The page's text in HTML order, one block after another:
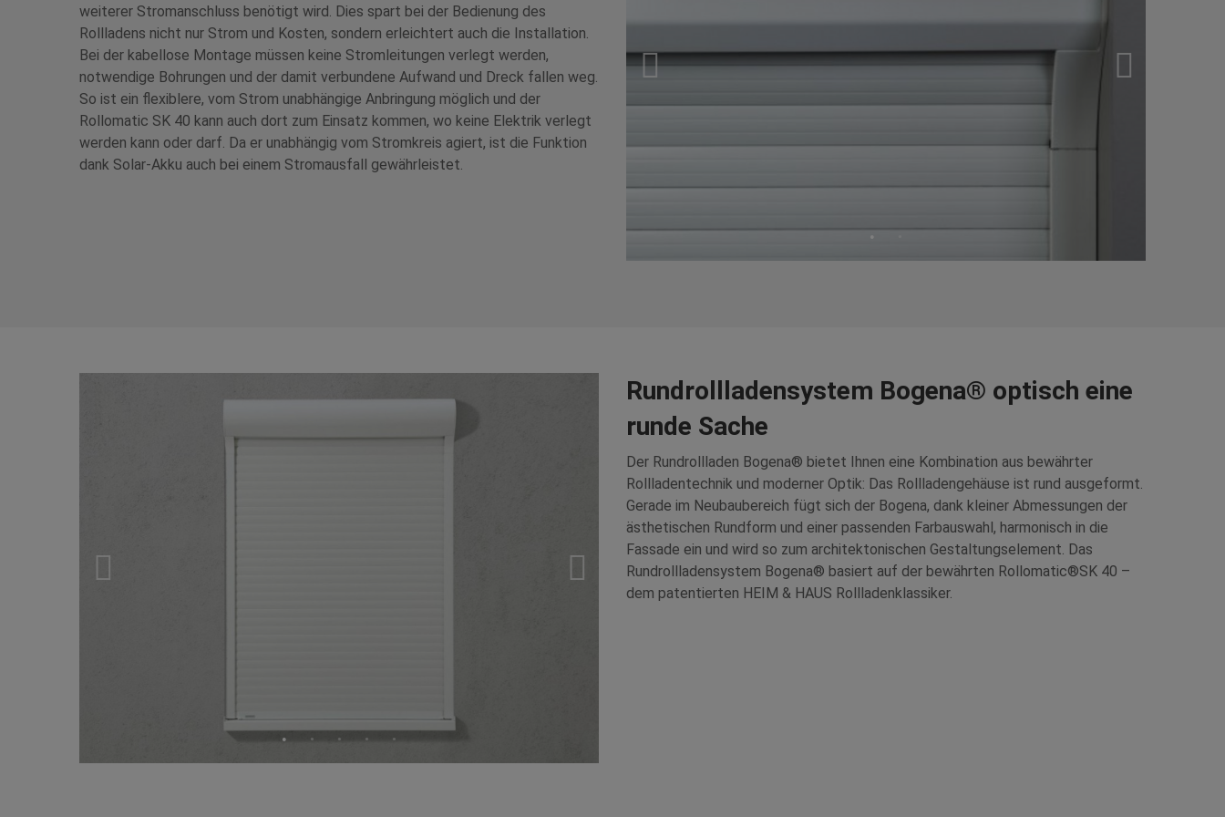
weiterer Stromanschluss benötigt wird. Dies spart bei der Bedienung des
Rollladens nicht nur Strom und Kosten, sondern erleichtert auch die Installation.
Bei der kabellose Montage müssen keine Stromleitungen verlegt werden,
notwendige Bohrungen und der damit verbundene Aufwand und Dreck fallen weg.
So ist ein flexiblere, vom Strom unabhängige Anbringung möglich und der
Rollomatic SK 40 kann auch dort zum Einsatz kommen, wo keine Elektrik verlegt
werden kann oder darf. Da er unabhängig vom Stromkreis agiert, ist die Funktion
dank Solar-Akku auch bei einem Stromausfall gewährleistet.
Rundrollladensystem Bogena® optisch eine
runde Sache
Der Rundrollladen Bogena® bietet Ihnen eine Kombination aus bewährter
Rollladentechnik und moderner Optik: Das Rollladengehäuse ist rund ausgeformt.
Gerade im Neubaubereich fügt sich der Bogena, dank kleiner Abmessungen der
ästhetischen Rundform und einer passenden Farbauswahl, harmonisch in die
Fassade ein und wird so zum architektonischen Gestaltungselement. Das
Rundrollladensystem Bogena® basiert auf der bewährten Rollomatic®SK 40 –
dem patentierten HEIM & HAUS Rollladenklassiker.